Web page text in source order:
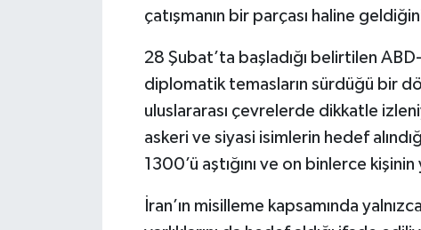
çatışmanın bir parçası haline
28 Şubat’ta başladığı belirtilen
diplomatik temasların sürdüğü bir
uluslararası çevrelerde dikkatle
askeri ve siyasi isimlerin hedef
1300’ü aştığını ve on binlerce kişinin
İran’ın misilleme kapsamında